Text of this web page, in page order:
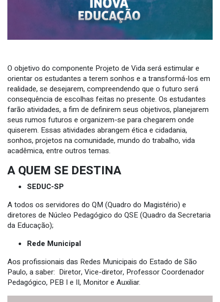
O objetivo do componente Projeto de Vida será estimular e
orientar os estudantes a terem sonhos e a transformá-los em
realidade, se desejarem, compreendendo que o futuro será
consequência de escolhas feitas no presente. Os estudantes
farão atividades, a fim de definirem seus objetivos, planejarem
seus rumos futuros e organizem-se para chegarem onde
quiserem. Essas atividades abrangem ética e cidadania,
sonhos, projetos na comunidade, mundo do trabalho, vida
acadêmica, entre outros temas.
A QUEM SE DESTINA
SEDUC-SP
A todos os servidores do QM (Quadro do Magistério) e
diretores de Núcleo Pedagógico do QSE (Quadro da Secretaria
da Educação);
Rede Municipal
Aos profissionais das Redes Municipais do Estado de São
Paulo, a saber: Diretor, Vice-diretor, Professor Coordenador
Pedagógico, PEB I e II, Monitor e Auxiliar.